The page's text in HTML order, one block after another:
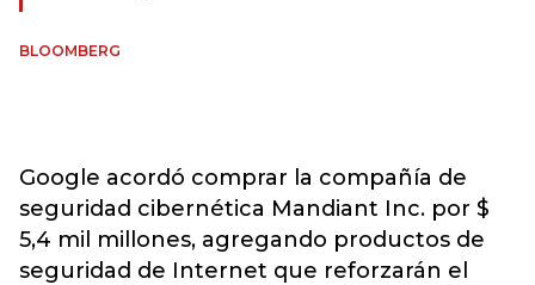
BLOOMBERG
Google acordó comprar la compañía de
seguridad cibernética Mandiant Inc. por $
5,4 mil millones, agregando productos de
seguridad de Internet que reforzarán el